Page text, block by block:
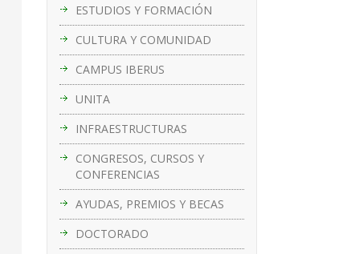
ESTUDIOS Y FORMACIÓN
CULTURA Y COMUNIDAD
CAMPUS IBERUS
UNITA
INFRAESTRUCTURAS
CONGRESOS, CURSOS Y
CONFERENCIAS
AYUDAS, PREMIOS Y BECAS
DOCTORADO